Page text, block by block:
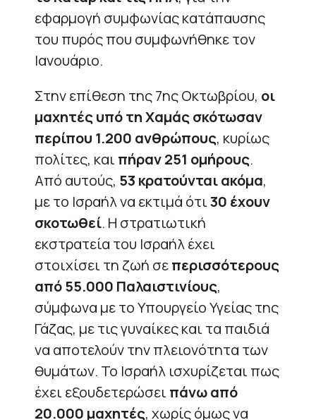
εφαρμογή συμφωνίας κατάπαυσης
του πυρός που συμφωνήθηκε τον
Ιανουάριο.
Στην επίθεση της 7ης Οκτωβρίου, οι
μαχητές υπό τη Χαμάς σκότωσαν
περίπου 1.200 ανθρώπους, κυρίως
πολίτες, και πήραν 251 ομήρους.
Από αυτούς, 53 κρατούνται ακόμα,
με το Ισραήλ να εκτιμά ότι30 έχουν
σκοτωθεί. Η στρατιωτική
εκστρατεία του Ισραήλ έχει
στοιχίσει τη ζωή σεπερισσότερους
από 55.000 Παλαιστινίους,
σύμφωνα με το Υπουργείο Υγείας της
Γάζας, με τις γυναίκες και τα παιδιά
να αποτελούν την πλειονότητα των
θυμάτων. Το Ισραήλ ισχυρίζεται πως
έχει εξουδετερώσει πάνω από
20.000 μαχητές, χωρίς όμως να